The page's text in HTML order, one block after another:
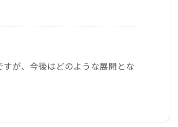
が、今後はどのような展開とな